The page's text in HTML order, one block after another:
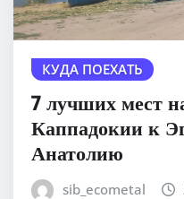
КУДА ПОЕХАТЬ
7 лучших мест
Каппадокии к
Анатолию
sib_ecometal